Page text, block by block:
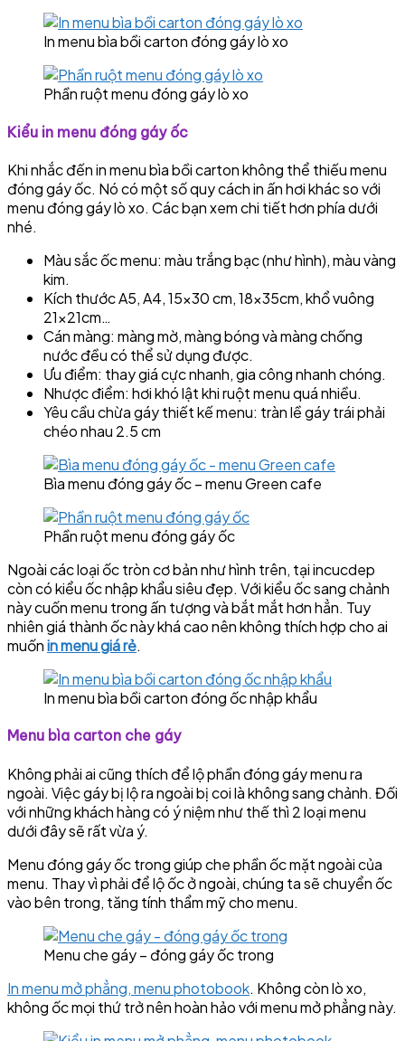
In menu bìa bồi carton đóng gáy lò xo
Phần ruột menu đóng gáy lò xo
Kiểu in menu đóng gáy ốc
Khi nhắc đến in menu bìa bồi carton không thể thiếu menu
đóng gáy ốc. Nó có một số quy cách in ấn hơi khác so với
menu đóng gáy lò xo. Các bạn xem chi tiết hơn phía dưới
nhé.
Màu sắc ốc menu: màu trắng bạc (như hình), màu vàng
kim.
Kích thước A5, A4, 15×30 cm, 18x35cm, khổ vuông
21x21cm…
Cán màng: màng mờ, màng bóng và màng chống
nước đều có thể sử dụng được.
Ưu điểm: thay giá cực nhanh, gia công nhanh chóng.
Nhược điểm: hơi khó lật khi ruột menu quá nhiều.
Yêu cầu chừa gáy thiết kế menu: tràn lề gáy trái phải
chéo nhau 2.5 cm
Bìa menu đóng gáy ốc – menu Green cafe
Phần ruột menu đóng gáy ốc
Ngoài các loại ốc tròn cơ bản như hình trên, tại incucdep
còn có kiểu ốc nhập khẩu siêu đẹp. Với kiểu ốc sang chảnh
này cuốn menu trong ấn tượng và bắt mắt hơn hẳn. Tuy
nhiên giá thành ốc này khá cao nên không thích hợp cho ai
muốnin menu giá rẻ.
In menu bìa bồi carton đóng ốc nhập khẩu
Menu bìa carton che gáy
Không phải ai cũng thích để lộ phần đóng gáy menu ra
ngoài. Việc gáy bị lộ ra ngoài bị coi là không sang chảnh. Đối
với những khách hàng có ý niệm như thế thì 2 loại menu
dưới đây sẽ rất vừa ý.
Menu đóng gáy ốc trong giúp che phần ốc mặt ngoài của
menu. Thay vì phải để lộ ốc ở ngoài, chúng ta sẽ chuyển ốc
vào bên trong, tăng tính thẩm mỹ cho menu.
Menu che gáy – đóng gáy ốc trong
In menu mở phẳng, menu photobook. Không còn lò xo,
không ốc mọi thứ trở nên hoàn hảo với menu mở phẳng này.